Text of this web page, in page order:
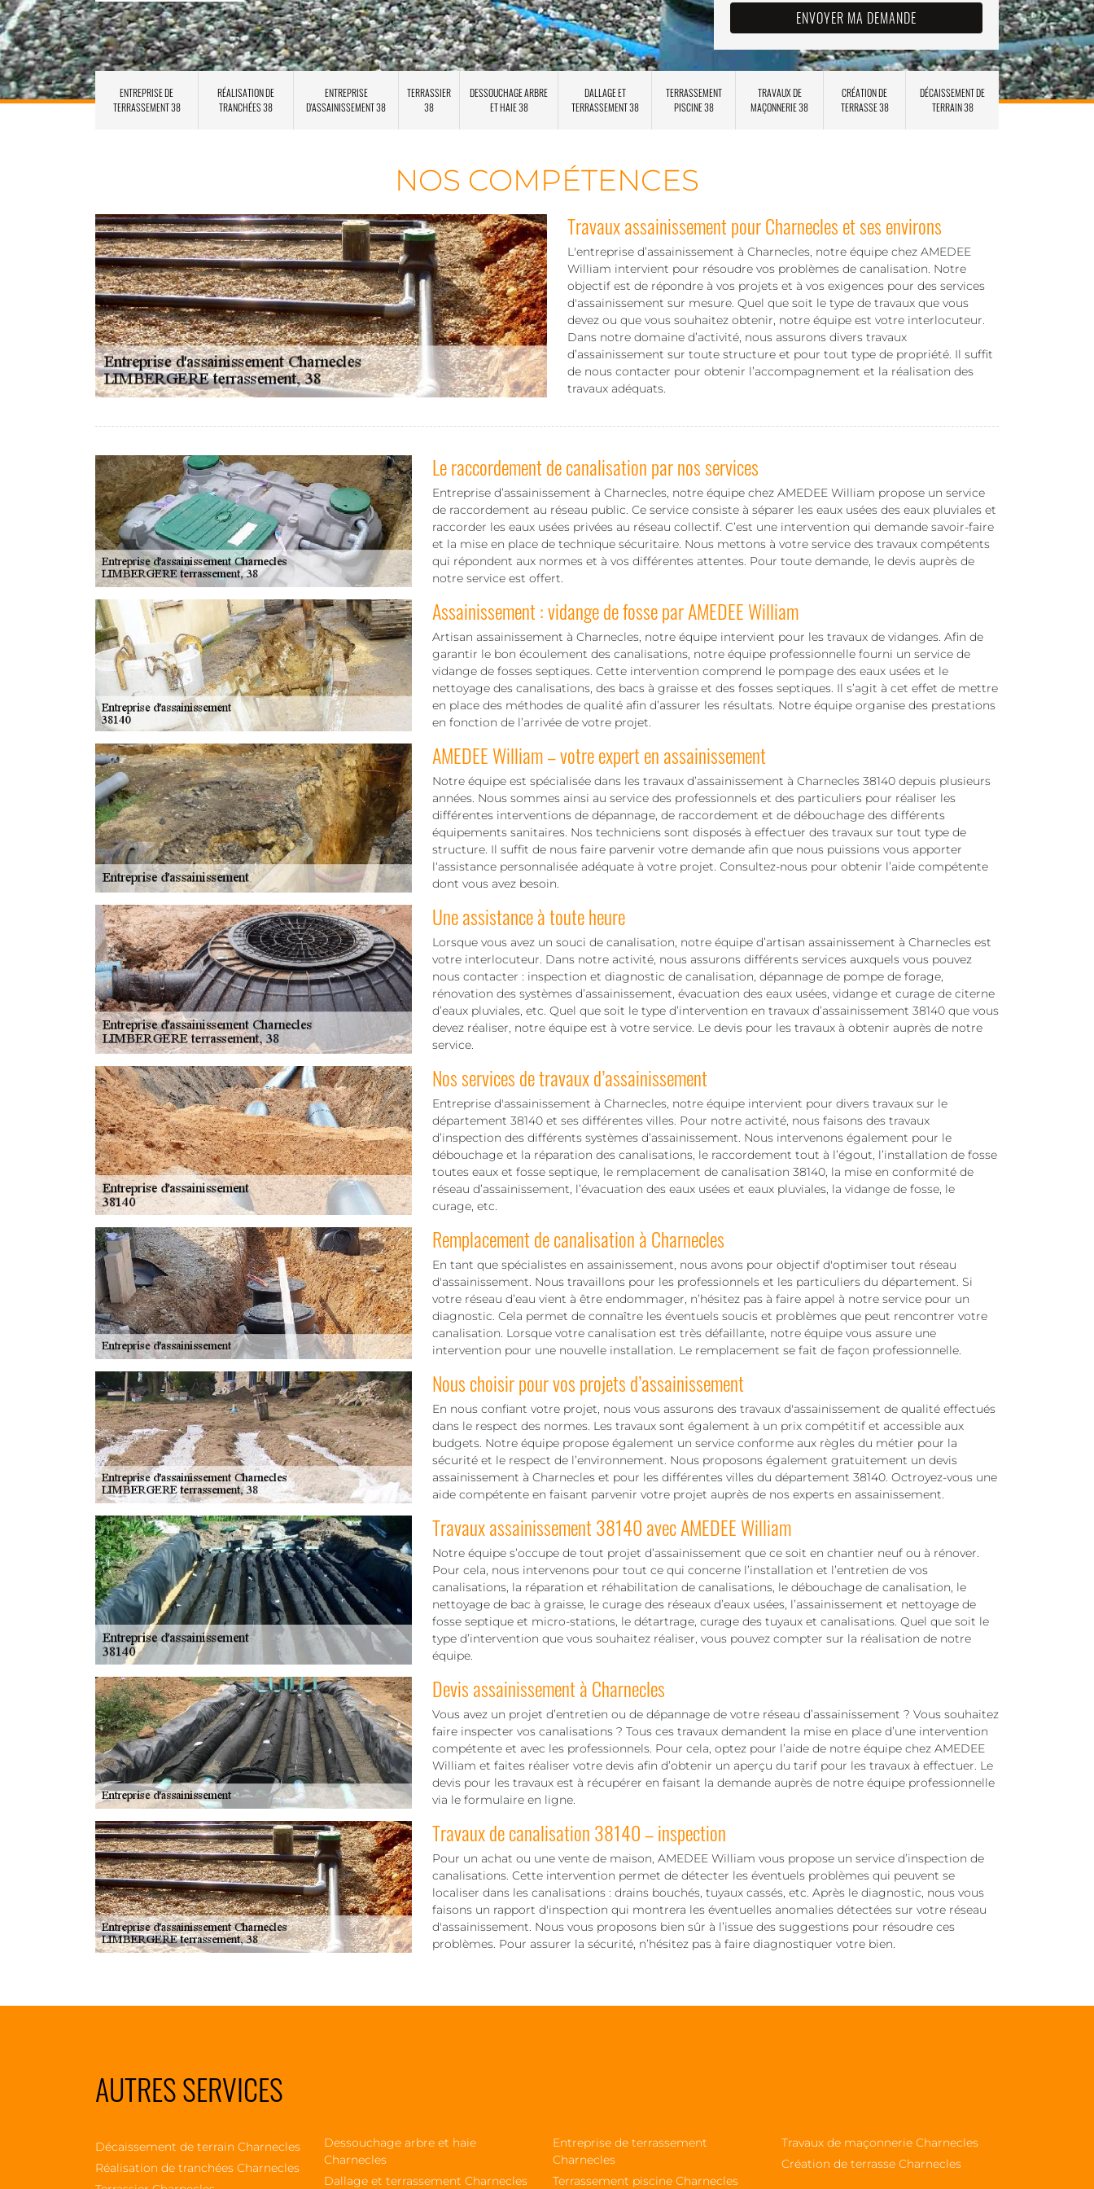
ENTREPRISE DE
TERRASSEMENT 38
RÉALISATION DE
TRANCHÉES 38
ENTREPRISE
D'ASSAINISSEMENT 38
TERRASSIER
38
DESSOUCHAGE ARBRE
ET HAIE 38
DALLAGE ET
TERRASSEMENT 38
TERRASSEMENT
PISCINE 38
TRAVAUX DE
MAÇONNERIE 38
CRÉATION DE
TERRASSE 38
DÉCAISSEMENT DE
TERRAIN 38
NOS COMPÉTENCES
Travaux assainissement pour Charnecles et ses environs
L'entreprise d’assainissement à Charnecles, notre équipe chez AMEDEE
William intervient pour résoudre vos problèmes de canalisation. Notre
objectif est de répondre à vos projets et à vos exigences pour des services
d'assainissement sur mesure. Quel que soit le type de travaux que vous
devez ou que vous souhaitez obtenir, notre équipe est votre interlocuteur.
Dans notre domaine d’activité, nous assurons divers travaux
d’assainissement sur toute structure et pour tout type de propriété. Il suffit
de nous contacter pour obtenir l’accompagnement et la réalisation des
travaux adéquats.
Le raccordement de canalisation par nos services
Entreprise d’assainissement à Charnecles, notre équipe chez AMEDEE William propose un service
de raccordement au réseau public. Ce service consiste à séparer les eaux usées des eaux pluviales et
raccorder les eaux usées privées au réseau collectif. C’est une intervention qui demande savoir-faire
et la mise en place de technique sécuritaire. Nous mettons à votre service des travaux compétents
qui répondent aux normes et à vos différentes attentes. Pour toute demande, le devis auprès de
notre service est offert.
Assainissement : vidange de fosse par AMEDEE William
Artisan assainissement à Charnecles, notre équipe intervient pour les travaux de vidanges. Afin de
garantir le bon écoulement des canalisations, notre équipe professionnelle fourni un service de
vidange de fosses septiques. Cette intervention comprend le pompage des eaux usées et le
nettoyage des canalisations, des bacs à graisse et des fosses septiques. Il s’agit à cet effet de mettre
en place des méthodes de qualité afin d’assurer les résultats. Notre équipe organise des prestations
en fonction de l’arrivée de votre projet.
AMEDEE William – votre expert en assainissement
Notre équipe est spécialisée dans les travaux d’assainissement à Charnecles 38140 depuis plusieurs
années. Nous sommes ainsi au service des professionnels et des particuliers pour réaliser les
différentes interventions de dépannage, de raccordement et de débouchage des différents
équipements sanitaires. Nos techniciens sont disposés à effectuer des travaux sur tout type de
structure. Il suffit de nous faire parvenir votre demande afin que nous puissions vous apporter
l‘assistance personnalisée adéquate à votre projet. Consultez-nous pour obtenir l’aide compétente
dont vous avez besoin.
Une assistance à toute heure
Lorsque vous avez un souci de canalisation, notre équipe d’artisan assainissement à Charnecles est
votre interlocuteur. Dans notre activité, nous assurons différents services auxquels vous pouvez
nous contacter : inspection et diagnostic de canalisation, dépannage de pompe de forage,
rénovation des systèmes d’assainissement, évacuation des eaux usées, vidange et curage de citerne
d’eaux pluviales, etc. Quel que soit le type d’intervention en travaux d’assainissement 38140 que vous
devez réaliser, notre équipe est à votre service. Le devis pour les travaux à obtenir auprès de notre
service.
Nos services de travaux d’assainissement
Entreprise d'assainissement à Charnecles, notre équipe intervient pour divers travaux sur le
département 38140 et ses différentes villes. Pour notre activité, nous faisons des travaux
d’inspection des différents systèmes d’assainissement. Nous intervenons également pour le
débouchage et la réparation des canalisations, le raccordement tout à l’égout, l’installation de fosse
toutes eaux et fosse septique, le remplacement de canalisation 38140, la mise en conformité de
réseau d’assainissement, l’évacuation des eaux usées et eaux pluviales, la vidange de fosse, le
curage, etc.
Remplacement de canalisation à Charnecles
En tant que spécialistes en assainissement, nous avons pour objectif d'optimiser tout réseau
d'assainissement. Nous travaillons pour les professionnels et les particuliers du département. Si
votre réseau d’eau vient à être endommager, n’hésitez pas à faire appel à notre service pour un
diagnostic. Cela permet de connaître les éventuels soucis et problèmes que peut rencontrer votre
canalisation. Lorsque votre canalisation est très défaillante, notre équipe vous assure une
intervention pour une nouvelle installation. Le remplacement se fait de façon professionnelle.
Nous choisir pour vos projets d’assainissement
En nous confiant votre projet, nous vous assurons des travaux d'assainissement de qualité effectués
dans le respect des normes. Les travaux sont également à un prix compétitif et accessible aux
budgets. Notre équipe propose également un service conforme aux règles du métier pour la
sécurité et le respect de l’environnement. Nous proposons également gratuitement un devis
assainissement à Charnecles et pour les différentes villes du département 38140. Octroyez-vous une
aide compétente en faisant parvenir votre projet auprès de nos experts en assainissement.
Travaux assainissement 38140 avec AMEDEE William
Notre équipe s’occupe de tout projet d’assainissement que ce soit en chantier neuf ou à rénover.
Pour cela, nous intervenons pour tout ce qui concerne l’installation et l’entretien de vos
canalisations, la réparation et réhabilitation de canalisations, le débouchage de canalisation, le
nettoyage de bac à graisse, le curage des réseaux d’eaux usées, l’assainissement et nettoyage de
fosse septique et micro-stations, le détartrage, curage des tuyaux et canalisations. Quel que soit le
type d’intervention que vous souhaitez réaliser, vous pouvez compter sur la réalisation de notre
équipe.
Devis assainissement à Charnecles
Vous avez un projet d’entretien ou de dépannage de votre réseau d’assainissement ? Vous souhaitez
faire inspecter vos canalisations ? Tous ces travaux demandent la mise en place d’une intervention
compétente et avec les professionnels. Pour cela, optez pour l’aide de notre équipe chez AMEDEE
William et faites réaliser votre devis afin d’obtenir un aperçu du tarif pour les travaux à effectuer. Le
devis pour les travaux est à récupérer en faisant la demande auprès de notre équipe professionnelle
via le formulaire en ligne.
Travaux de canalisation 38140 – inspection
Pour un achat ou une vente de maison, AMEDEE William vous propose un service d’inspection de
canalisations. Cette intervention permet de détecter les éventuels problèmes qui peuvent se
localiser dans les canalisations : drains bouchés, tuyaux cassés, etc. Après le diagnostic, nous vous
faisons un rapport d'inspection qui montrera les éventuelles anomalies détectées sur votre réseau
d'assainissement. Nous vous proposons bien sûr à l’issue des suggestions pour résoudre ces
problèmes. Pour assurer la sécurité, n’hésitez pas à faire diagnostiquer votre bien.
AUTRES SERVICES
Décaissement de terrain Charnecles
Réalisation de tranchées Charnecles
Dessouchage arbre et haie
Charnecles
Dallage et terrassement Charnecles
Entreprise de terrassement
Charnecles
Terrassement piscine Charnecles
Travaux de maçonnerie Charnecles
Création de terrasse Charnecles